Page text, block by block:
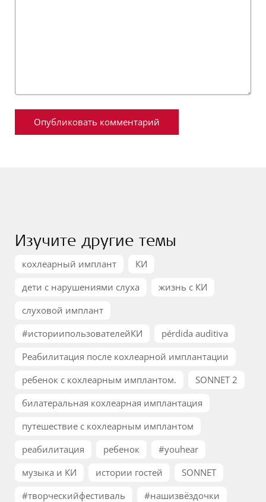
Изучите другие темы
кохлеарный имплант
КИ
дети с нарушениями слуха
жизнь с КИ
слуховой имплант
#историипользователейКИ
pérdida auditiva
Реабилитация после кохлеарной имплантации
ребенок с кохлеарным имплантом.
SONNET 2
билатеральная кохлеарная имплантация
путешествие с кохлеарным имплантом
реабилитация
ребенок
#youhear
музыка и КИ
истории гостей
SONNET
#творческийфестиваль
#нашизвёздочки